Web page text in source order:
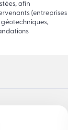
afin
(entreprises
géotechniques,